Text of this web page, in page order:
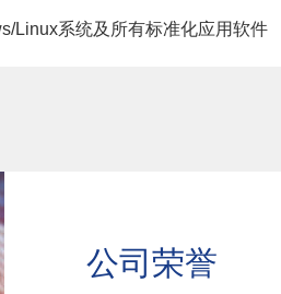
Linux系统及所有标准化应用软件
公司荣誉